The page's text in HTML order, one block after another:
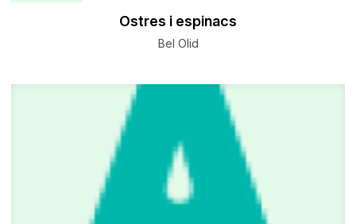
Ostres i espinacs
Bel Olid